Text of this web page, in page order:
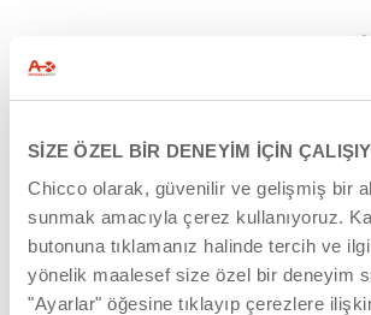
SİZE ÖZEL BİR DENEYİM İÇİN
Chicco olarak, güvenilir ve gelişmiş bir
sunmak amacıyla çerez kullanıyoruz.
butonuna tıklamanız halinde tercih ve ilgi
yönelik maalesef size özel bir deneyim
"Ayarlar" öğesine tıklayıp çerezlere
İLGINIZI ÇEKEBILECEK